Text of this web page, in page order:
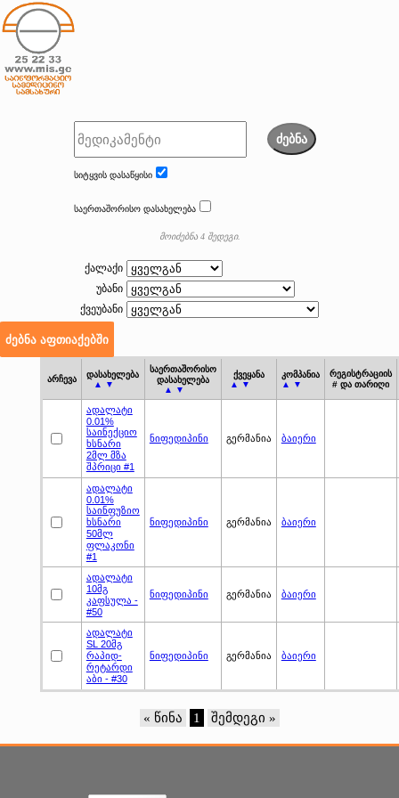
ძებნა
სიტყვის დასაწყისი
საერთაშორისო დასახელება
მოიძებნა 4 შედეგი.
ქალაქი
უბანი
ქვეუბანი
არჩევა
დასახელება
▲ ▼
საერთაშორისო
დასახელება
▲ ▼
ქვეყანა
▲ ▼
კომპანია
▲ ▼
რეგისტრაციის
# და თარიღი
ადალატი
0.01%
საინექციო
ხსნარი
2მლ მზა
შპრიცი #1
ნიფედიპინი გერმანია ბაიერი
ადალატი
0.01%
საინფუზიო
ხსნარი
50მლ
ფლაკონი
#1
ნიფედიპინი გერმანია ბაიერი
ადალატი
10მგ
კაფსულა -
#50
ნიფედიპინი გერმანია ბაიერი
ადალატი
SL 20მგ
რაპიდ-
რეტარდი
აბი - #30
ნიფედიპინი გერმანია ბაიერი
« წინა 1 შემდეგი »